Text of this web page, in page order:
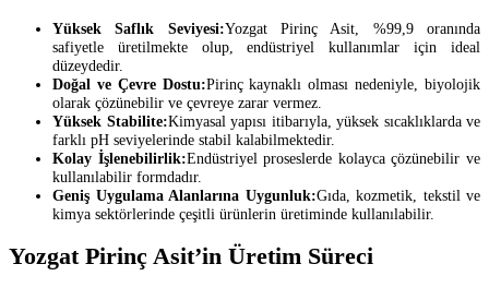
Yüksek Saflık Seviyesi:Yozgat Pirinç Asit, %99,9 oranında
safiyetle üretilmekte olup, endüstriyel kullanımlar için ideal
düzeydedir.
Doğal ve Çevre Dostu:Pirinç kaynaklı olması nedeniyle, biyolojik
olarak çözünebilir ve çevreye zarar vermez.
Yüksek Stabilite:Kimyasal yapısı itibarıyla, yüksek sıcaklıklarda ve
farklı pH seviyelerinde stabil kalabilmektedir.
Kolay İşlenebilirlik:Endüstriyel proseslerde kolayca çözünebilir ve
kullanılabilir formdadır.
Geniş Uygulama Alanlarına Uygunluk:Gıda, kozmetik, tekstil ve
kimya sektörlerinde çeşitli ürünlerin üretiminde kullanılabilir.
Yozgat Pirinç Asit’in Üretim Süreci